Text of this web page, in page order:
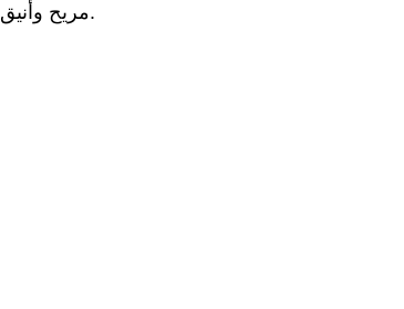
مريح وأنيق. خصّصه بتصميمك الخاص لإنشاء تيشيرت رجالي فريد ومخصص.